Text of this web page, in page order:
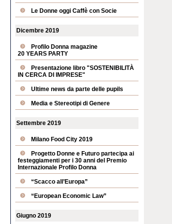
Le Donne oggi Caffè con Socie
Dicembre 2019
Profilo Donna magazine
20 YEARS PARTY
Presentazione libro "SOSTENIBILITÀ
IN CERCA DI IMPRESE"
Ultime news da parte delle pupils
Media e Stereotipi di Genere
Settembre 2019
Milano Food City 2019
Progetto Donne e Futuro partecipa ai
festeggiamenti per i 30 anni del Premio
Internazionale Profilo Donna
“Scacco all’Europa”
“European Economic Law”
Giugno 2019